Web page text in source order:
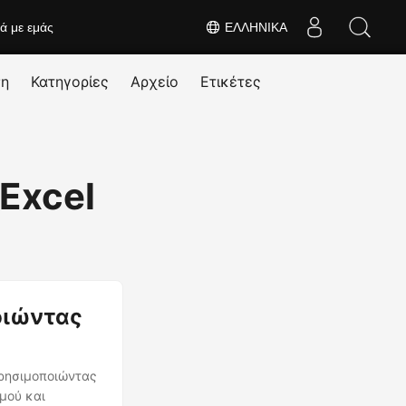
ΕΛΛΗΝΙΚΆ
με εμάς
Κατηγορίες Αρχείο Ετικέτες
και